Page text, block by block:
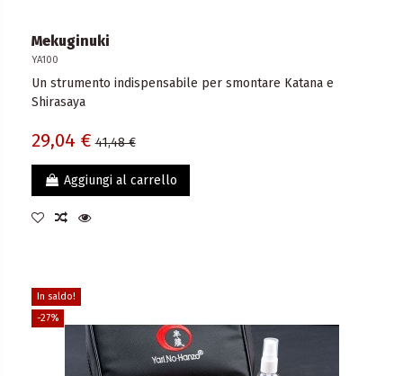
Mekuginuki
YA100
Un strumento indispensabile per smontare Katana e
Shirasaya
29,04 € 41,48 €
Aggiungi al carrello
In saldo!
-27%